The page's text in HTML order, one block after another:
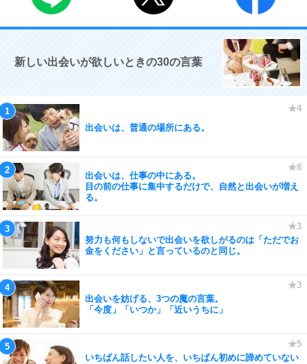
新しい出会いが欲しいときの30の言葉
出会いは、普通の場所にある。
出会いは、仕事の中にある。
目の前の仕事に集中するだけで、自然と出会いが増え
る。
努力も何もしないで出会いを欲しがるのは「ただでお
金をください」と言っているのと同じ。
出会いを妨げる、3つの魔の言葉。
「今度」「いつか」「近いうちに」
いちばん話したい人を、いちばん初めに諦めていない